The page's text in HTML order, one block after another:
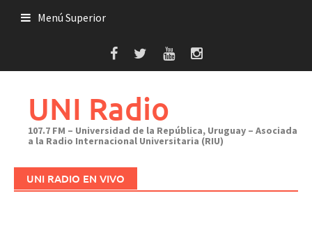
Menú Superior
UNI Radio
107.7 FM – Universidad de la República, Uruguay – Asociada
a la Radio Internacional Universitaria (RIU)
UNI RADIO EN VIVO